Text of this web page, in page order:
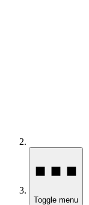
Toggle menu